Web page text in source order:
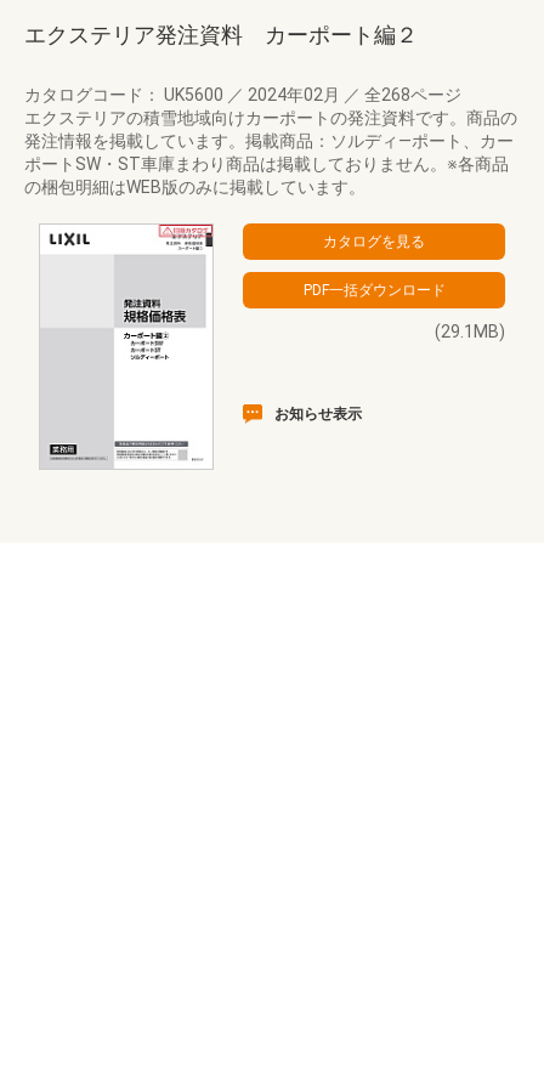
エクステリア発注資料 カーポート編２
カタログコード： UK5600 ／ 2024年02月 ／ 全268ページ
エクステリアの積雪地域向けカーポートの発注資料です。商品の
発注情報を掲載しています。掲載商品：ソルディ―ポート、カー
ポートSW・ST車庫まわり商品は掲載しておりません。※各商品
の梱包明細はWEB版のみに掲載しています。
(29.1MB)
お知らせ表示